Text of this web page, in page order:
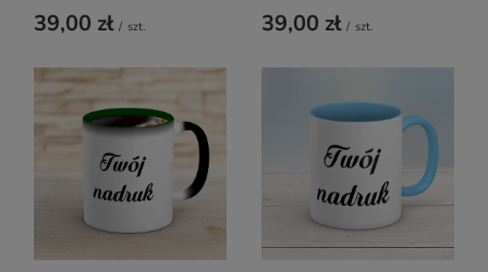
39,00 zł / szt. 39,00 zł / szt.